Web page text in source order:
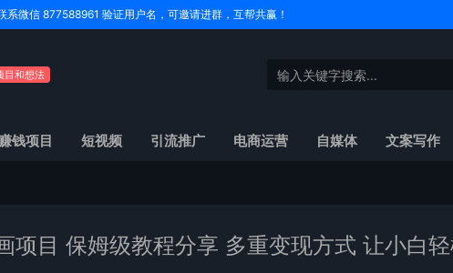
微信 877588961 验证用户名，可邀请进群，互帮共赢！
目和想法
赚钱项目 短视频 引流推广 电商运营 自媒体 文案写作
项目 保姆级教程分享 多重变现方式 让小白